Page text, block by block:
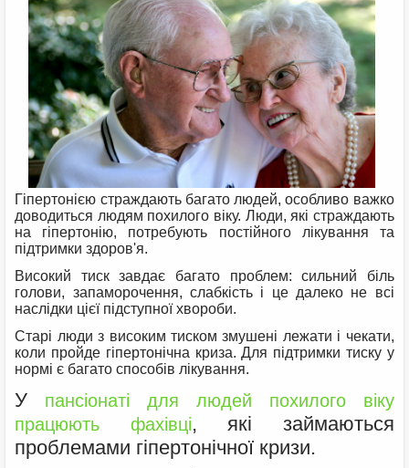
Гіпертонією страждають багато людей, особливо важко
доводиться людям похилого віку. Люди, які страждають
на гіпертонію, потребують постійного лікування та
підтримки здоров'я.
Високий тиск завдає багато проблем: сильний біль
голови, запаморочення, слабкість і це далеко не всі
наслідки цієї підступної хвороби.
Старі люди з високим тиском змушені лежати і чекати,
коли пройде гіпертонічна криза. Для підтримки тиску у
нормі є багато способів лікування.
У
пансіонаті для людей похилого віку
працюють фахівці, які займаються
проблемами гіпертонічної кризи.